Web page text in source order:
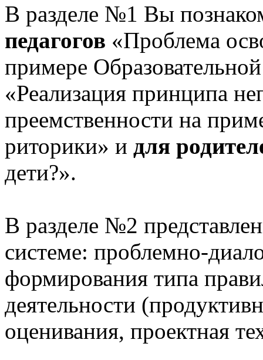
В разделе №1 Вы
педагогов «Проблема
примере
«Реализация принципа
преемственности на
риторики» и для
дети?».
В разделе №2
системе: проблемно-
формирования типа
деятельности
оценивания, проектная